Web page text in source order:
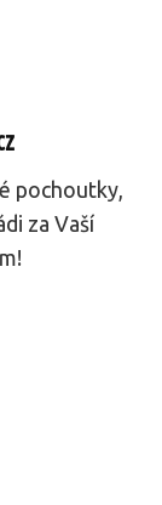
pochoutky,
za Vaší